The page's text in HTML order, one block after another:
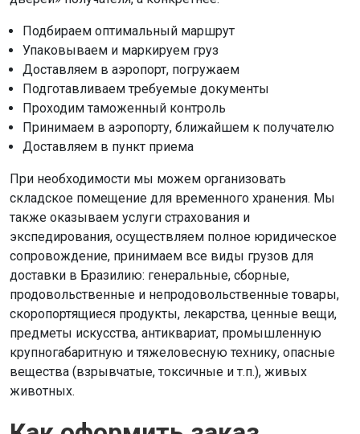
Подбираем оптимальный маршрут
Упаковываем и маркируем груз
Доставляем в аэропорт, погружаем
Подготавливаем требуемые документы
Проходим таможенный контроль
Принимаем в аэропорту, ближайшем к получателю
Доставляем в пункт приема
При необходимости мы можем организовать
складское помещение для временного хранения. Мы
также оказываем услуги страхования и
экспедирования, осуществляем полное юридическое
сопровождение, принимаем все виды грузов для
доставки в Бразилию: генеральные, сборные,
продовольственные и непродовольственные товары,
скоропортящиеся продукты, лекарства, ценные вещи,
предметы искусства, антиквариат, промышленную
крупногабаритную и тяжеловесную технику, опасные
вещества (взрывчатые, токсичные и т.п.), живых
животных.